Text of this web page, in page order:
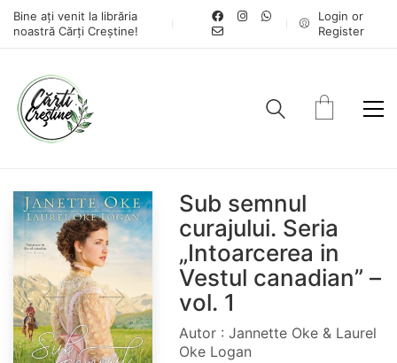
Bine ați venit la librăria
noastră Cărți Creștine!
Login or
Register
Sub semnul
curajului. Seria
„Intoarcerea in
Vestul canadian” –
vol. 1
Autor : Jannette Oke & Laurel
Oke Logan